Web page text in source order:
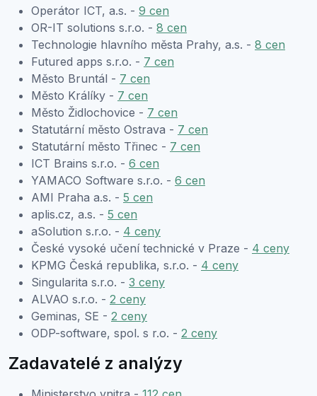
Operátor ICT, a.s. - 9 cen
OR-IT solutions s.r.o. - 8 cen
Technologie hlavního města Prahy, a.s. - 8 cen
Futured apps s.r.o. - 7 cen
Město Bruntál - 7 cen
Město Králíky - 7 cen
Město Židlochovice - 7 cen
Statutární město Ostrava - 7 cen
Statutární město Třinec - 7 cen
ICT Brains s.r.o. - 6 cen
YAMACO Software s.r.o. - 6 cen
AMI Praha a.s. - 5 cen
aplis.cz, a.s. - 5 cen
aSolution s.r.o. - 4 ceny
České vysoké učení technické v Praze - 4 ceny
KPMG Česká republika, s.r.o. - 4 ceny
Singularita s.r.o. - 3 ceny
ALVAO s.r.o. - 2 ceny
Geminas, SE - 2 ceny
ODP-software, spol. s r.o. - 2 ceny
Zadavatelé z analýzy